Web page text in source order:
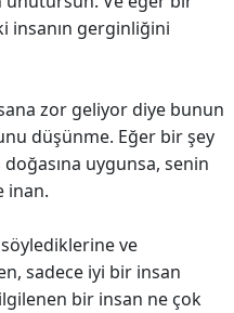
insanın gerginliğini
zor geliyor diye bunun
düşünme. Eğer bir şey
uygunsa, senin
inan.
söylediklerine ve
sadece iyi bir insan
bir insan ne çok